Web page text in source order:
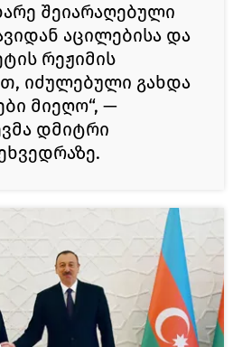
შეიარაღებული
აცილებისა და
რეჟიმის
იძულებული გახდა
მიეღო“, —
დმიტრი